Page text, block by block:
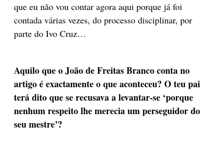
que eu não vou contar agora aqui porque já foi
contada várias vezes, do processo disciplinar, por
parte do Ivo Cruz…
Aquilo que o João de Freitas Branco conta no
artigo é exactamente o que aconteceu? O teu pai
terá dito que se recusava a levantar-se ‘porque
nenhum respeito lhe merecia um perseguidor do
seu mestre’?